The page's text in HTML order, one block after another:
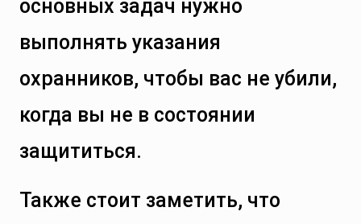
основных задач нужно
выполнять указания
охранников, чтобы вас не убили,
когда вы не в состоянии
защититься.
Также стоит заметить, что